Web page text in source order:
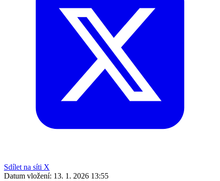
Sdílet na síti X
Datum vložení: 13. 1. 2026 13:55